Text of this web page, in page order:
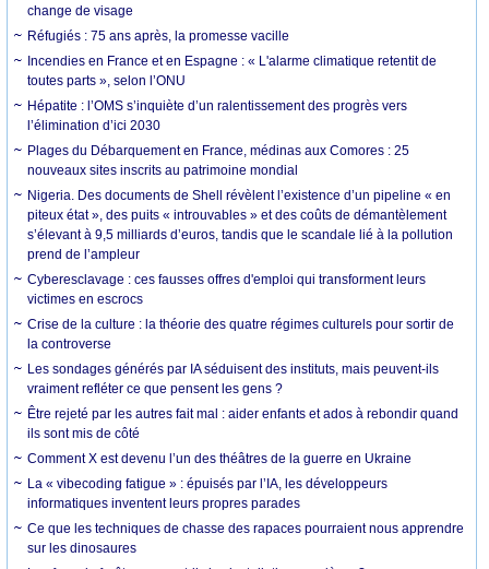
change de visage
Réfugiés : 75 ans après, la promesse vacille
Incendies en France et en Espagne : « L'alarme climatique retentit de
toutes parts », selon l’ONU
Hépatite : l’OMS s’inquiète d’un ralentissement des progrès vers
l’élimination d’ici 2030
Plages du Débarquement en France, médinas aux Comores : 25
nouveaux sites inscrits au patrimoine mondial
Nigeria. Des documents de Shell révèlent l’existence d’un pipeline « en
piteux état », des puits « introuvables » et des coûts de démantèlement
s’élevant à 9,5 milliards d’euros, tandis que le scandale lié à la pollution
prend de l’ampleur
Cyberesclavage : ces fausses offres d'emploi qui transforment leurs
victimes en escrocs
Crise de la culture : la théorie des quatre régimes culturels pour sortir de
la controverse
Les sondages générés par IA séduisent des instituts, mais peuvent-ils
vraiment refléter ce que pensent les gens ?
Être rejeté par les autres fait mal : aider enfants et ados à rebondir quand
ils sont mis de côté
Comment X est devenu l’un des théâtres de la guerre en Ukraine
La « vibecoding fatigue » : épuisés par l’IA, les développeurs
informatiques inventent leurs propres parades
Ce que les techniques de chasse des rapaces pourraient nous apprendre
sur les dinosaures